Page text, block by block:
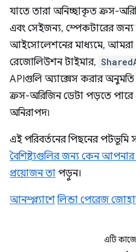
যাতে তারা অনিচ্ছাকৃত ক্রস-
এবং সেইজন্য, স্পেকটারের
আইসোলেশনের মাধ্যমে, আমরা
রেজোলিউশন টাইমার,
APIগুলি অ্যাক্সেস করার অনুমতি
ক্রস-অরিজিন ডেটা পড়তে পারে
অনিরাপদ৷
এই পরিবর্তনের পিছনের
বৈশিষ্ট্যগুলির জন্য কেন
প্রয়োজন তা পড়ুন।
আনস্প্ল্যাশে লিন্ডা পেরেজ
এটি